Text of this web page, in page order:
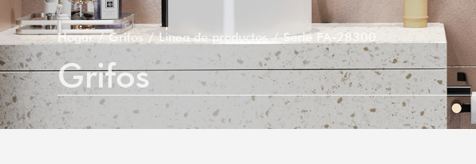
Hogar Grifos Línea de productos Serie FA-28300
Grifos